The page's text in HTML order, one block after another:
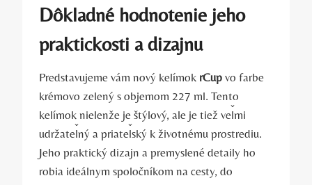
Dôkladné hodnotenie jeho
praktickosti a dizajnu
Predstavujeme vám nový kelímok rCup vo farbe
krémovo zelený s objemom 227 ml. Tento
kelímok nielenže je štýlový, ale je tiež veľmi
udržateľný a priateľský k životnému prostrediu.
Jeho praktický dizajn a premyslené detaily ho
robia ideálnym spoločníkom na cesty, do